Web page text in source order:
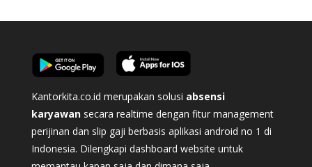
Kantorkita.co.id merupakan solusi absensi
karyawan secara realtime dengan fitur management
perijinan dan slip gaji berbasis aplikasi android no 1 di
Indonesia. Dilengkapi dashboard website untuk